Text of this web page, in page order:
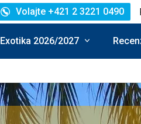
Volajte +421 2 3221 0490
Exotika 2026/2027